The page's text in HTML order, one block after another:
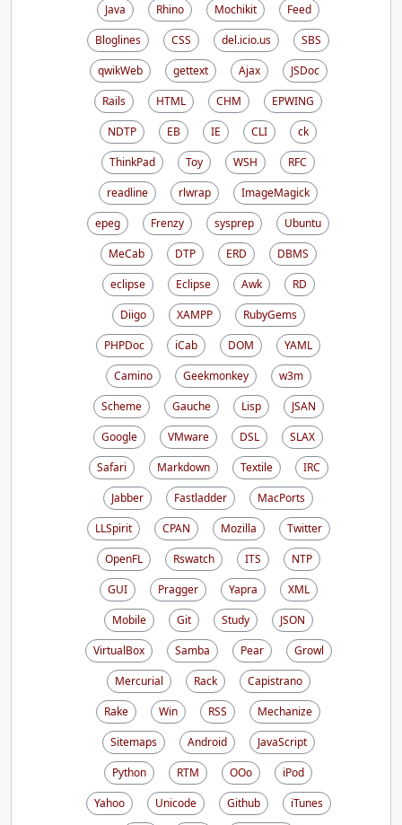
Java
Rhino Mochikit
Feed
Bloglines
CSS del.icio.us
SBS
qwikWeb
gettext Ajax
JSDoc
Rails
HTML CHM
EPWING
NDTP
EB IE CLI
ck
ThinkPad
Toy WSH
RFC
readline
rlwrap
ImageMagick
epeg
Frenzy sysprep
Ubuntu
MeCab
DTP ERD
DBMS
eclipse
Eclipse Awk
RD
Diigo
XAMPP
RubyGems
PHPDoc
iCab DOM
YAML
Camino
Geekmonkey
w3m
Scheme
Gauche Lisp
JSAN
Google
VMware DSL
SLAX
Safari
Markdown Textile
IRC
Jabber
Fastladder
MacPorts
LLSpirit
CPAN Mozilla
Twitter
OpenFL
Rswatch ITS
NTP
GUI
Pragger Yapra
XML
Mobile
Git Study
JSON
VirtualBox
Samba Pear
Growl
Mercurial
Rack
Capistrano
Rake
Win RSS
Mechanize
Sitemaps
Android
JavaScript
Python
RTM OOo
iPod
Yahoo
Unicode Github
iTunes